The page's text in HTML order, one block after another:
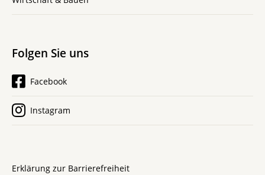
Folgen Sie uns
Facebook
Instagram
Erklärung zur Barrierefreiheit